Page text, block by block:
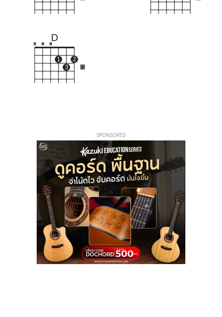
D
x o o
1
3
2
SPONSORED